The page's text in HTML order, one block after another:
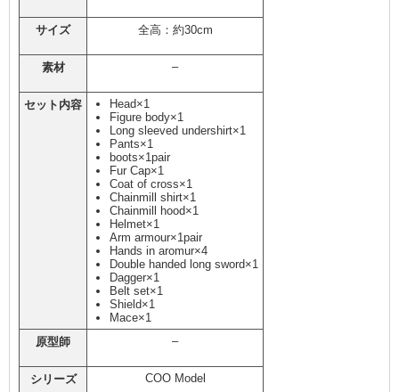
サイズ 全高：約30cm
素材 –
セット内容
Head×1
Figure body×1
Long sleeved undershirt×1
Pants×1
boots×1pair
Fur Cap×1
Coat of cross×1
Chainmill shirt×1
Chainmill hood×1
Helmet×1
Arm armour×1pair
Hands in aromur×4
Double handed long sword×1
Dagger×1
Belt set×1
Shield×1
Mace×1
原型師
–
シリーズ COO Model